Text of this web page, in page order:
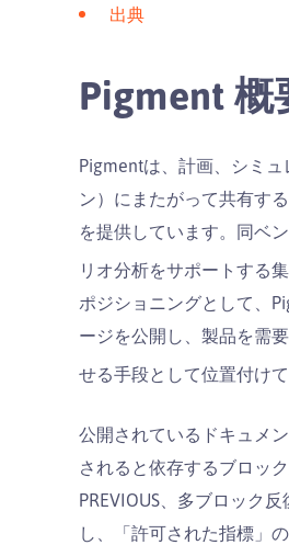
出典
Pigment 概
Pigmentは、計画、シミ
ン）にまたがって共有す
を提供しています。同ベ
リオ分析をサポートする
ポジショニングとして、
ージを公開し、製品を需
せる手段として位置付け
公開されているドキュメ
されると依存するブロッ
PREVIOUS、多ブロック
し、「許可された指標」